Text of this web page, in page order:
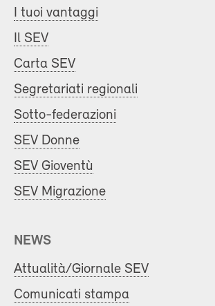
I tuoi vantaggi
Il SEV
Carta SEV
Segretariati regionali
Sotto-federazioni
SEV Donne
SEV Gioventù
SEV Migrazione
NEWS
Attualità/Giornale SEV
Comunicati stampa